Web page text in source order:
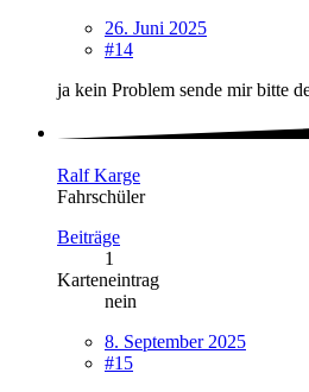
26. Juni 2025
#14
ja kein Problem sende mir bitte
Ralf Karge
Fahrschüler
Beiträge
1
Karteneintrag
nein
8. September 2025
#15